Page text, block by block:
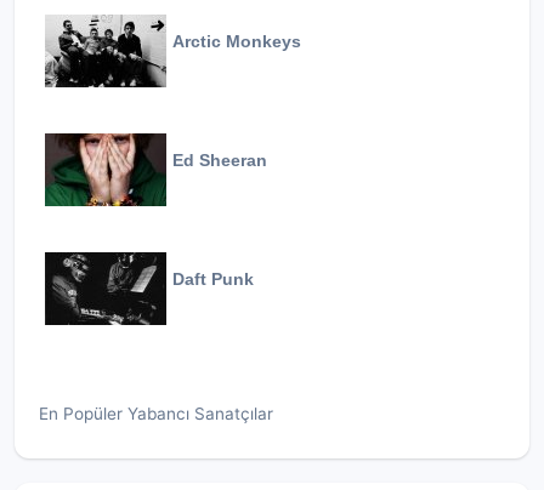
Arctic Monkeys
Ed Sheeran
Daft Punk
En Popüler Yabancı Sanatçılar